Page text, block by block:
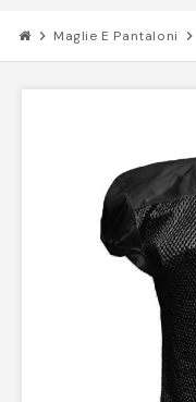
chevron_right Maglie E Pantaloni chevron_right